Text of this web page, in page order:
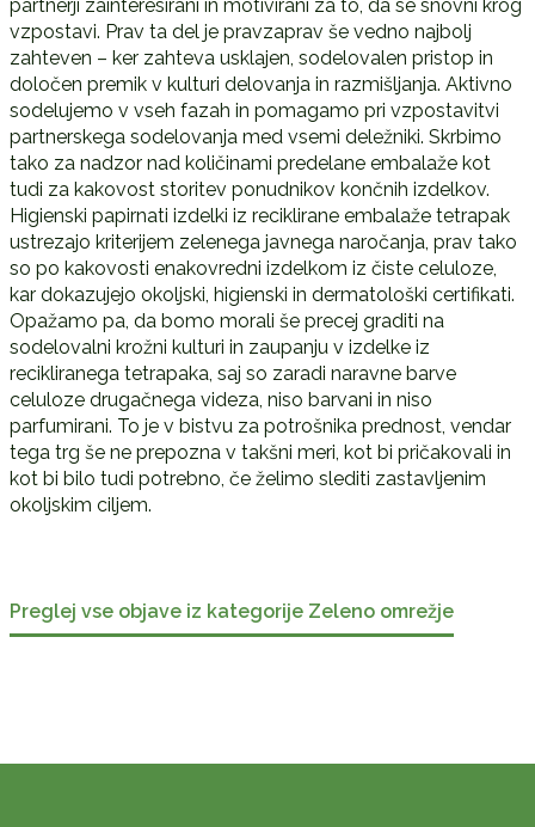
partnerji zainteresirani in motivirani za to, da se snovni krog
vzpostavi. Prav ta del je pravzaprav še vedno najbolj
zahteven – ker zahteva usklajen, sodelovalen pristop in
določen premik v kulturi delovanja in razmišljanja. Aktivno
sodelujemo v vseh fazah in pomagamo pri vzpostavitvi
partnerskega sodelovanja med vsemi deležniki. Skrbimo
tako za nadzor nad količinami predelane embalaže kot
tudi za kakovost storitev ponudnikov končnih izdelkov.
Higienski papirnati izdelki iz reciklirane embalaže tetrapak
ustrezajo kriterijem zelenega javnega naročanja, prav tako
so po kakovosti enakovredni izdelkom iz čiste celuloze,
kar dokazujejo okoljski, higienski in dermatološki certifikati.
Opažamo pa, da bomo morali še precej graditi na
sodelovalni krožni kulturi in zaupanju v izdelke iz
recikliranega tetrapaka, saj so zaradi naravne barve
celuloze drugačnega videza, niso barvani in niso
parfumirani. To je v bistvu za potrošnika prednost, vendar
tega trg še ne prepozna v takšni meri, kot bi pričakovali in
kot bi bilo tudi potrebno, če želimo slediti zastavljenim
okoljskim ciljem.
Preglej vse objave iz kategorije Zeleno omrežje